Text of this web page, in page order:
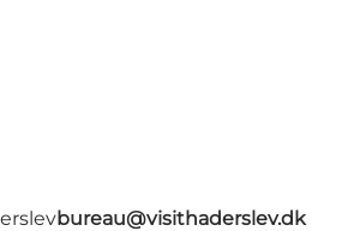
bureau@visithaderslev.dk